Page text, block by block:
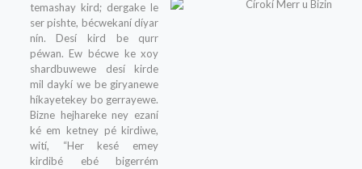
temashay kird; dergake le
ser pishte, bécwekaní díyar
nín. Desí kird be qurr
péwan. Ew bécwe ke xoy
shardbuwewe desí kirde
mil daykí we be giryanewe
híkayetekey bo gerrayewe.
Bizne hejhareke ney ezaní
ké em ketney pé kirdiwe,
wití, “Her kesé emey
kirdibé ebé bigerrém